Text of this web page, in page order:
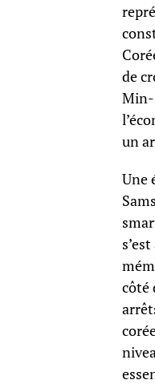
de
Min-
un
Une
côté